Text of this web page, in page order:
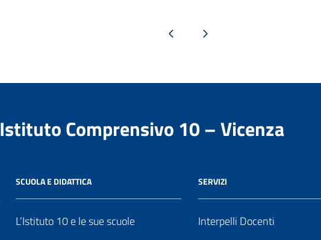
Pagina precedentePagina successiva
Istituto Comprensivo 10 – Vicenza
SCUOLA E DIDATTICA
L’Istituto 10 e le sue scuole
SERVIZI
Interpelli Docenti